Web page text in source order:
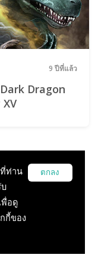
9 ปีที่แล้ว
Dragon
ที่ท่าน
พื่อดู
กี้ของ
ตกลง